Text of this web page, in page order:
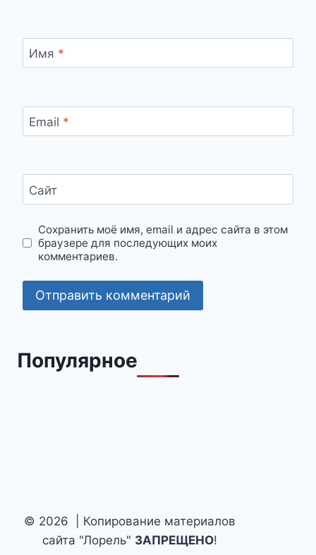
Имя *
Email *
Сайт
Сохранить моё имя, email и адрес сайта в этом
браузере для последующих моих
комментариев.
Популярное
© 2026 | Копирование материалов
сайта "Лорель" ЗАПРЕЩЕНО!